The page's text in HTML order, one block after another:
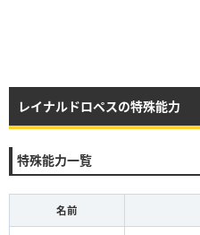
レイナルドロペスの特殊能力
特殊能力一覧
名前